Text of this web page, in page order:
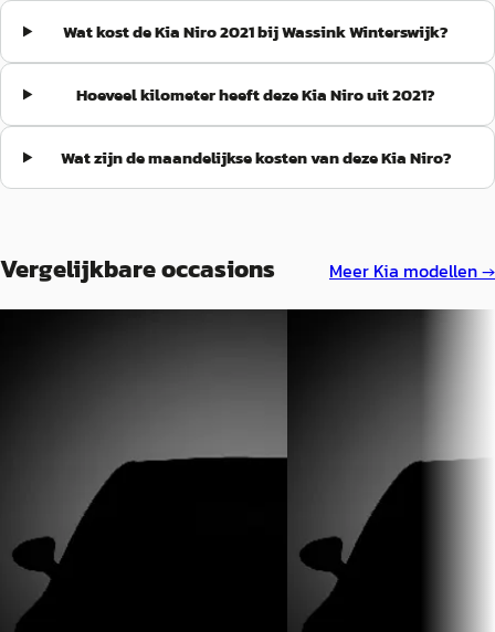
Wat kost de Kia Niro 2021 bij Wassink Winterswijk?
Hoeveel kilometer heeft deze Kia Niro uit 2021?
Wat zijn de maandelijkse kosten van deze Kia Niro?
Vergelijkbare occasions Meer Kia modellen →
v.a. € 380/mnd
Scherp geprijsd
2018 · 94.893 km · Hybride ·
Automaat
v.a. € 387/mnd
Scherp geprijsd
2018 · 70.099 km · Hybride
Automaat